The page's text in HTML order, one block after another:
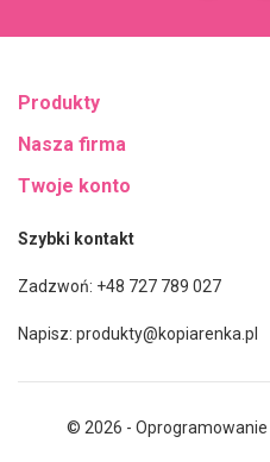
Produkty
Nasza firma
Twoje konto
Szybki kontakt
Zadzwoń: +48 727 789 027
Napisz: produkty@kopiarenka.pl
© 2026 -